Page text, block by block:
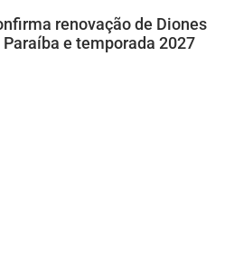
renovação de Diones
Paraíba e temporada 2027